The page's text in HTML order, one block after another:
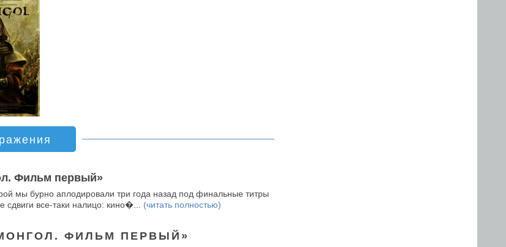
Фильм первый»
мы бурно аплодировали три года назад под финальные титры
сдвиги все-таки налицо: кино�... (читать полностью)
ФИЛЬМ ПЕРВЫЙ»